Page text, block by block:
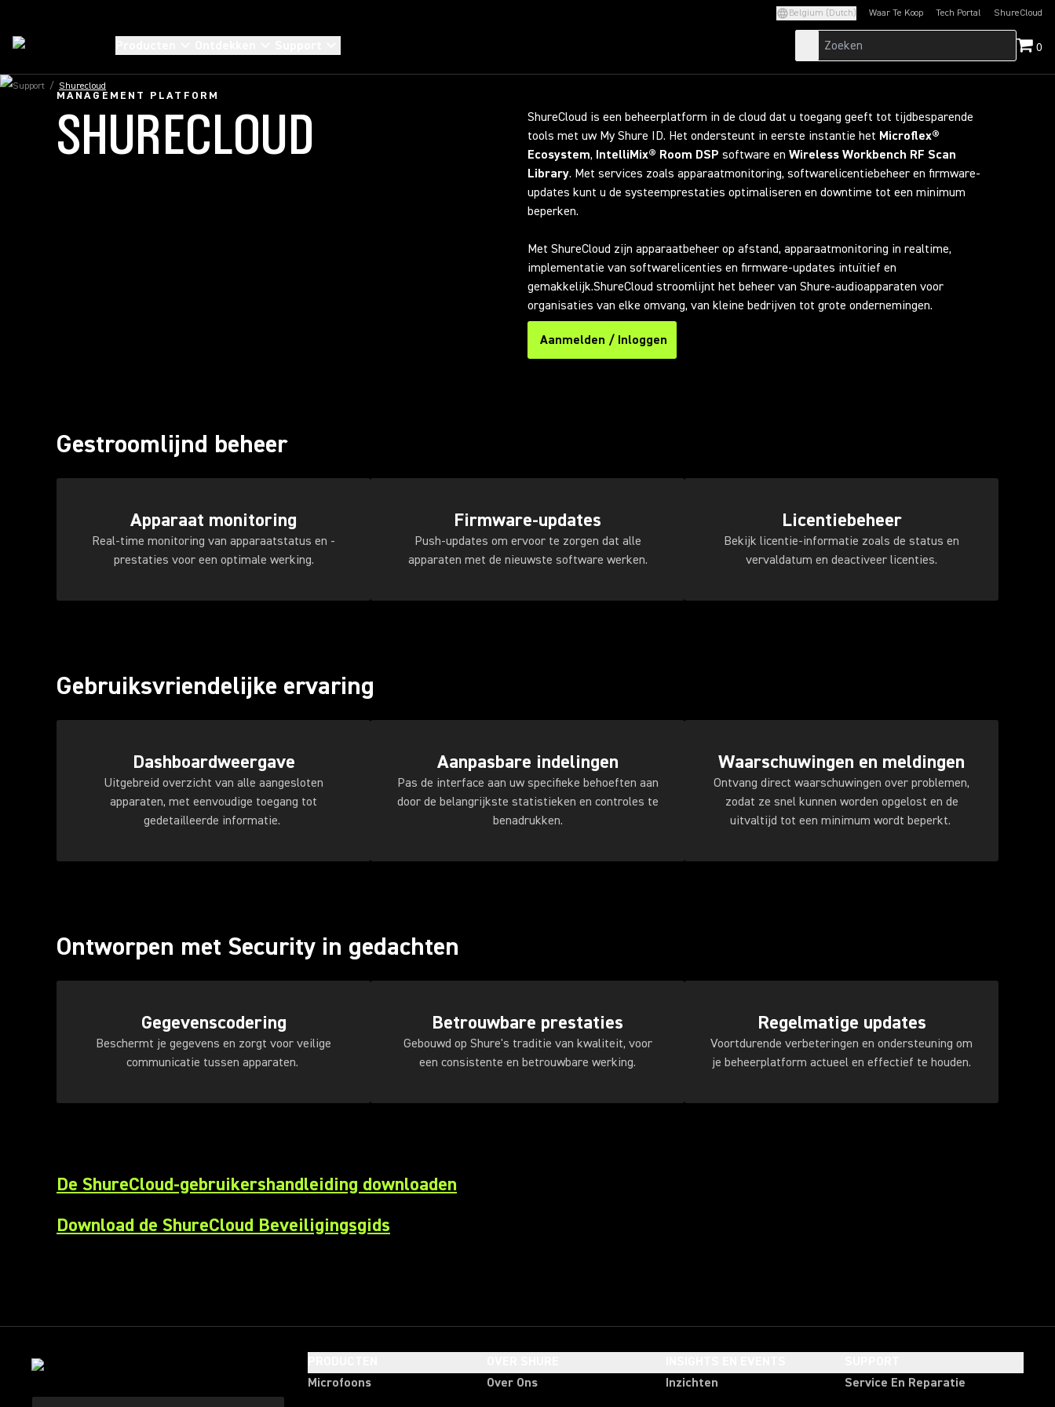
Belgium (Dutch) Waar Te Koop Tech Portal
(Opens in a new tab)ShureCloud
(Opens in a new
0
Support / Shurecloud
MANAGEMENT PLATFORM
SHURECLOUD
ShureCloud is een beheerplatform in de cloud dat u toegang geeft tot tijdbesparende
tools met uw My Shure ID. Het ondersteunt in eerste instantie het Microflex®
Ecosystem, IntelliMix® Room DSP software en Wireless Workbench RF Scan
Library. Met services zoals apparaatmonitoring, softwarelicentiebeheer en firmware-
updates kunt u de systeemprestaties optimaliseren en downtime tot een minimum
beperken.
Met ShureCloud zijn apparaatbeheer op afstand, apparaatmonitoring in realtime,
implementatie van softwarelicenties en firmware-updates intuïtief en
gemakkelijk.ShureCloud stroomlijnt het beheer van Shure-audioapparaten voor
organisaties van elke omvang, van kleine bedrijven tot grote ondernemingen.
Aanmelden / Inloggen
(Opens in a new tab)
Gestroomlijnd beheer
Apparaat monitoring
Real-time monitoring van apparaatstatus en -
prestaties voor een optimale werking.
Firmware-updates
Push-updates om ervoor te zorgen dat alle
apparaten met de nieuwste software werken.
Licentiebeheer
Bekijk licentie-informatie zoals de status en
vervaldatum en deactiveer licenties.
Gebruiksvriendelijke ervaring
Dashboardweergave
Uitgebreid overzicht van alle aangesloten
apparaten, met eenvoudige toegang tot
gedetailleerde informatie.
Aanpasbare indelingen
Pas de interface aan uw specifieke behoeften aan
door de belangrijkste statistieken en controles te
benadrukken.
Waarschuwingen en meldingen
Ontvang direct waarschuwingen over problemen,
zodat ze snel kunnen worden opgelost en de
uitvaltijd tot een minimum wordt beperkt.
Ontworpen met Security in gedachten
Gegevenscodering
Beschermt je gegevens en zorgt voor veilige
communicatie tussen apparaten.
Betrouwbare prestaties
Gebouwd op Shure's traditie van kwaliteit, voor
een consistente en betrouwbare werking.
Regelmatige updates
Voortdurende verbeteringen en ondersteuning om
je beheerplatform actueel en effectief te houden.
De ShureCloud-gebruikershandleiding downloaden
Download de ShureCloud Beveiligingsgids
Microfoons
Over Ons
Inzichten
Service En Reparatie